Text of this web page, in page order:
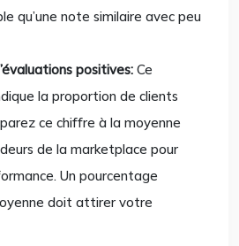
qu’une note similaire avec peu
positives: Ce
la proportion de clients
ce chiffre à la moyenne
de la marketplace pour
Un pourcentage
doit attirer votre